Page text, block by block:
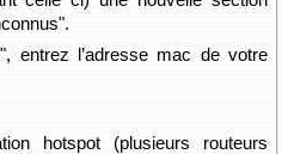
entrez l’adresse mac de votre
hotspot (plusieurs routeurs